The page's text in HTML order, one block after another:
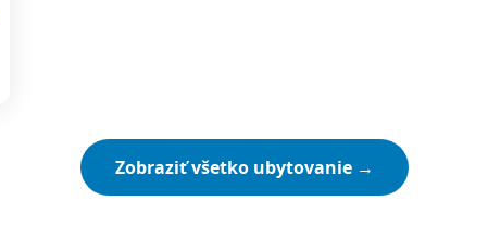
Zobraziť všetko ubytovanie →